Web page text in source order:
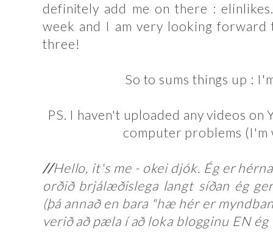
definitely add me on there :
week and I am very looking forward
three!
So to sums things up :
PS. I haven't uploaded any videos on
computer problems
//Hello, it's me - okei djók. Ég er
orðið brjálæðislega langt síðan ég
(þá annað en bara "hæ hér er
verið að pæla í að loka blogginu EN ég